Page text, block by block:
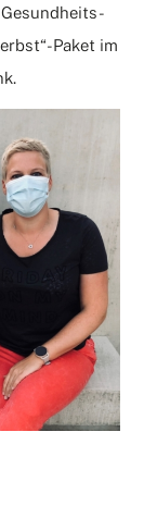
Paket im